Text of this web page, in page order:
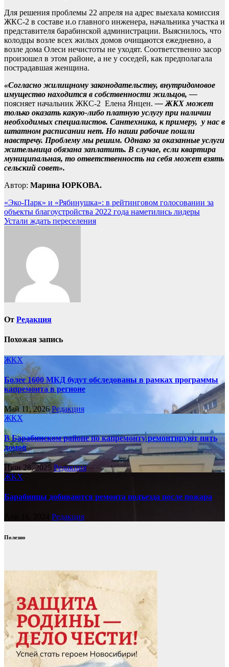
Для решения проблемы 22 апреля на адрес выехала комиссия
ЖКС-2 в составе и.о главного инженера, начальника участка и
представителя барабинской администрации. Выяснилось, что
колодцы возле всех жилых домов очищаются ежедневно, а
возле дома Олеси нечистоты не уходят. Соответственно засор
произошел в этом районе, а не у соседей, как предполагала
пострадавшая женщина.
«Согласно жилищному законодательству, внутридомовое
имущество находится в собственности жильцов, —
поясняет начальник ЖКС-2 Елена Янцен.— ЖКХ может
только оказать какую-либо платную услугу при наличии
необходимых специалистов. Сантехника, к примеру, у нас в
штатном расписании нет. Но наши рабочие пошли
навстречу. Проблему мы решим. Однако за оказанные услуги
жительница обязана заплатить. В случае, если квартира
муниципальная, то ответственность на себя может взять
сельский совет».
Автор: Марина ЮРКОВА.
Навигация
по
«Эко-Парк» и «Рябинушка»: в рейтинговом голосовании за
объекты благоустройства 2022 года наметились лидеры
Устали ждать переселения
От Редакция
Похожая запись
ЖКХ
Более 1600 МКД будут обследованы в рамках программы
капремонта в регионе
Май 11, 2026Редакция
ЖКХ
В Барабинском районе по капремонту ремонтируют пять
домов
Июн 28, 2025 Редакция
ЖКХ
Барабинцы добиваются ремонта подъезда после пожара
Редакция
Полезно